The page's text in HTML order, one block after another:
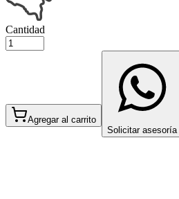
Cantidad
Agregar al carrito
Solicitar asesoría